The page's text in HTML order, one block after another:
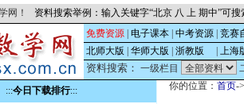
网！ 资料搜索举例：输入关键字“北京 八 上 期中”可
免费资源 电子课本 中考资源 竞赛
北师大版
华师大版 浙教版 上海
资料搜索： 一级栏目
:::今日下载排行::: 你的位置： 首页->